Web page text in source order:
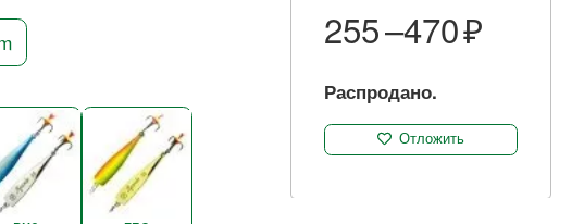
255 –470
Распродано.
Отложить